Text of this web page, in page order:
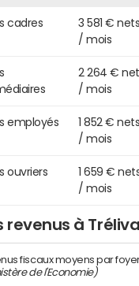
cadres
3 581 € nets
/ mois
2 264 €
/ mois
employés
1 852 € nets
/ mois
ouvriers
1 659 €
/ mois
revenus à
fiscaux moyens par
de l'Economie)